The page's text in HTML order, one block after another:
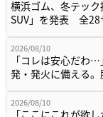
横浜ゴム、冬テッ
SUV」を発表 全
2026/08/10
「コレは安心だわ
発・発火に備える
2026/08/10
「ここにこれが欲